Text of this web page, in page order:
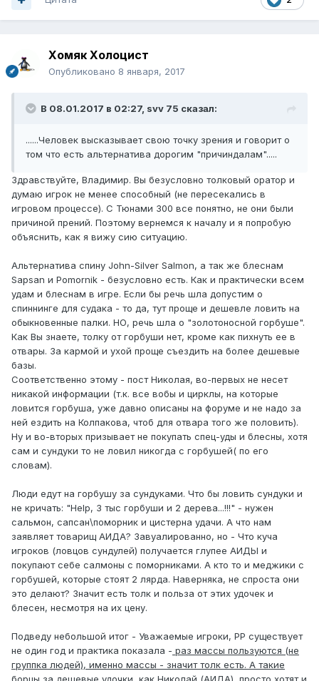
Хомяк Холоцист
Опубликовано 8 января, 2017
В 08.01.2017 в 02:27, svv 75 сказал:
......Человек высказывает свою точку зрения и говорит о
том что есть альтернатива дорогим "причиндалам".....
Здравствуйте, Владимир. Вы безусловно толковый оратор и
думаю игрок не менее способный (не пересекались в
игровом процессе). С Тюнами 300 все понятно, не они были
причиной прений. Поэтому вернемся к началу и я попробую
объяснить, как я вижу сию ситуацию.
Альтернатива спину John-Silver Salmon, а так же блеснам
Sapsan и Pomornik - безусловно есть. Как и практически всем
удам и блеснам в игре. Если бы речь шла допустим о
спиннинге для судака - то да, тут проще и дешевле ловить на
обыкновенные палки. НО, речь шла о "золотоносной горбуше".
Как Вы знаете, толку от горбуши нет, кроме как пихнуть ее в
отвары. За кармой и ухой проще съездить на более дешевые
базы.
Соответственно этому - пост Николая, во-первых не несет
никакой информации (т.к. все вобы и цирклы, на которые
ловится горбуша, уже давно описаны на форуме и не надо за
ней ездить на Колпакова, чтоб для отвара того же половить).
Ну и во-вторых призывает не покупать спец-уды и блесны, хотя
сам и сундуки то не ловил никогда с горбушей( по его
словам).
Люди едут на горбушу за сундуками. Что бы ловить сундуки и
не кричать: "Help, 3 тыс горбуши и 2 дерева...!!!" - нужен
сальмон, сапсан\поморник и цистерна удачи. А что нам
заявляет товарищ АИДА? Завуалированно, но - Что куча
игроков (ловцов сундулей) получается глупее АИДЫ и
покупают себе салмоны с поморниками. А кто то и меджики с
горбушей, которые стоят 2 лярда. Наверняка, не спроста они
это делают? Значит есть толк и польза от этих удочек и
блесен, несмотря на их цену.
Подведу небольшой итог - Уважаемые игроки, РР существует
не один год и практика показала - раз массы пользуются (не
группка людей), именно массы - значит толк есть. А такие